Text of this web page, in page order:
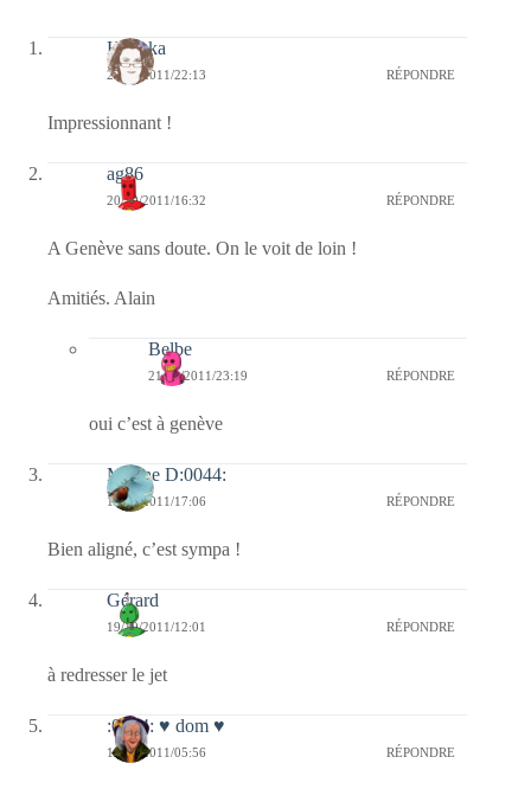
Heyoka
20/10/2011/22:13 RÉPONDRE
Impressionnant !
ag86
20/10/2011/16:32 RÉPONDRE
A Genève sans doute. On le voit de loin !
Amitiés. Alain
Belbe
21/10/2011/23:19 RÉPONDRE
oui c’est à genève
Marine D:0044:
19/10/2011/17:06 RÉPONDRE
Bien aligné, c’est sympa !
Gérard
19/10/2011/12:01 RÉPONDRE
à redresser le jet
:0014: ♥ dom ♥
19/10/2011/05:56 RÉPONDRE